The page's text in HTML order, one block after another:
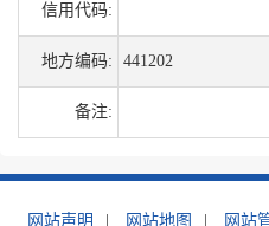
信用代码:
地方编码: 441202
备注:
网站声明 网站地图 网站